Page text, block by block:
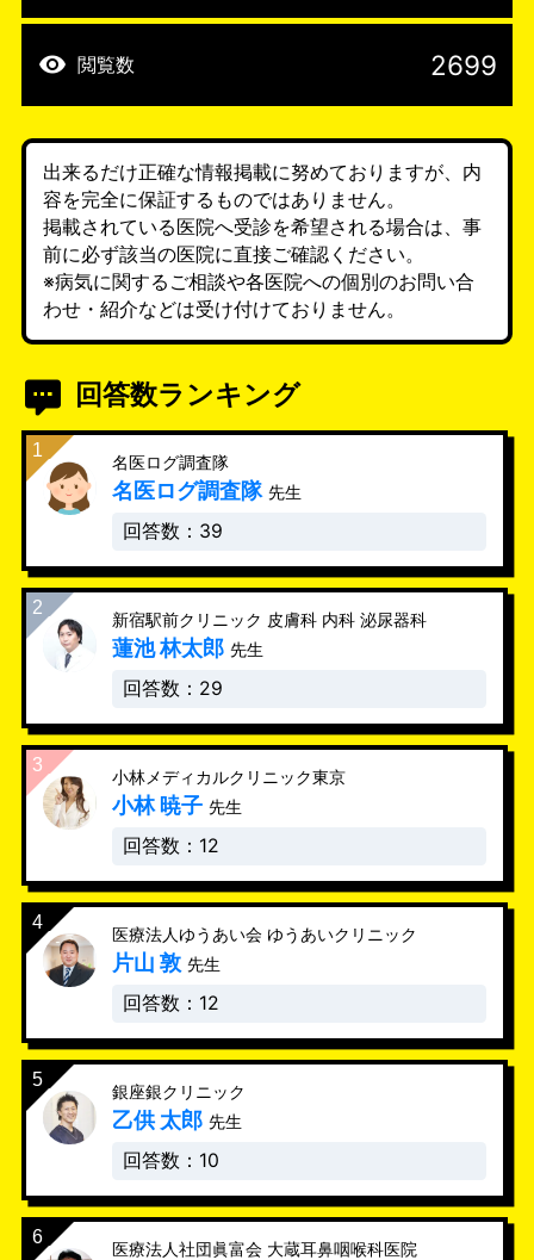
閲覧数 2699
出来るだけ正確な情報掲載に努めておりますが、内
容を完全に保証するものではありません。
掲載されている医院へ受診を希望される場合は、事
前に必ず該当の医院に直接ご確認ください。
※病気に関するご相談や各医院への個別のお問い合
わせ・紹介などは受け付けておりません。
回答数ランキング
名医ログ調査隊
名医ログ調査隊 先生
回答数：39
新宿駅前クリニック 皮膚科 内科 泌尿器科
蓮池 林太郎 先生
回答数：29
小林メディカルクリニック東京
小林 暁子 先生
回答数：12
医療法人ゆうあい会 ゆうあいクリニック
片山 敦 先生
回答数：12
銀座銀クリニック
乙供 太郎 先生
回答数：10
医療法人社団眞富会 大蔵耳鼻咽喉科医院